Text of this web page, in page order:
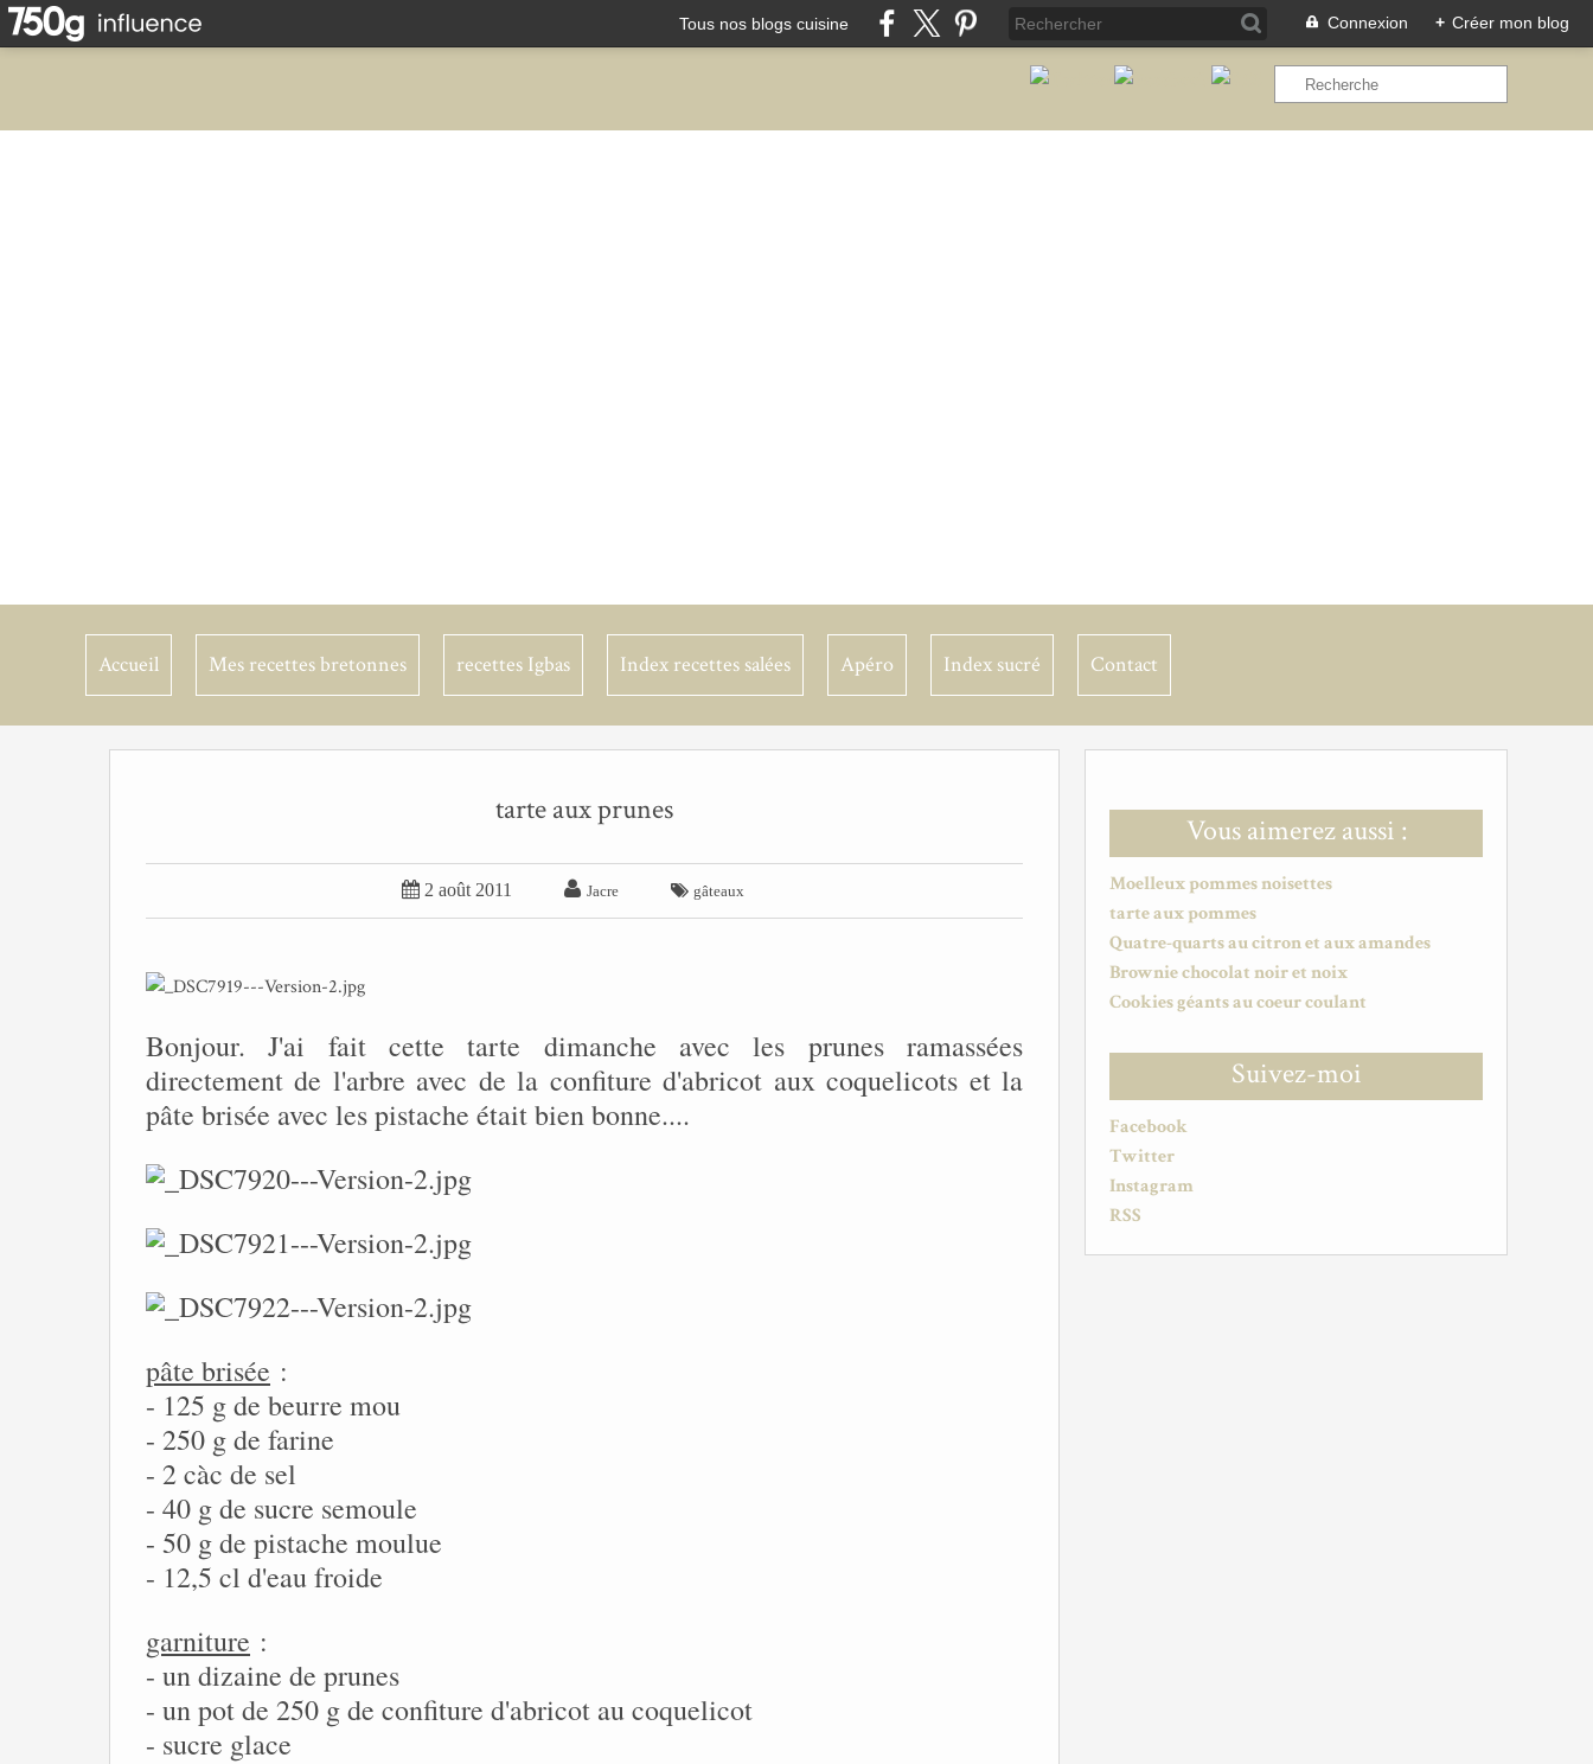
Tous nos blogs cuisine Connexion + Créer mon blog
Accueil Mes recettes bretonnes recettes Igbas Index recettes salées Apéro Index sucré Contact
Vous aimerez aussi :
Moelleux pommes noisettes
tarte aux pommes
Quatre-quarts au citron et aux amandes
Brownie chocolat noir et noix
Cookies géants au coeur coulant
Suivez-moi
Facebook
Twitter
Instagram
RSS
tarte aux prunes
 2 août 2011  Jacre  gâteaux
Bonjour. J'ai fait cette tarte dimanche avec les prunes ramassées
directement de l'arbre avec de la confiture d'abricot aux coquelicots et la
pâte brisée avec les pistache était bien bonne....
pâte brisée :
- 125 g de beurre mou
- 250 g de farine
- 2 càc de sel
- 40 g de sucre semoule
- 50 g de pistache moulue
- 12,5 cl d'eau froide
garniture :
- un dizaine de prunes
- un pot de 250 g de confiture d'abricot au coquelicot
- sucre glace